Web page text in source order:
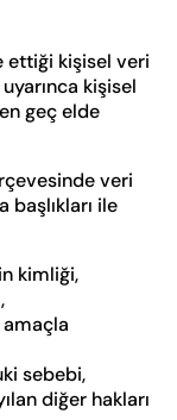
ettiği kişisel veri
kişisel
geç elde
veri
ile
kimliği,
sebebi,
diğer hakları